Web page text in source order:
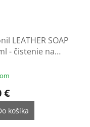
LEATHER SOAP
- čistenie na
€
košíka